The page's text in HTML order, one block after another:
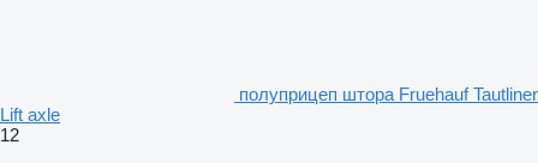
полуприцеп штора Fruehauf Tautliner
Lift axle
12